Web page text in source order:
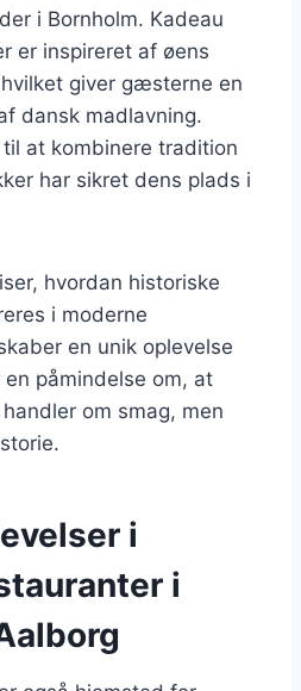
i Bornholm. Kadeau
er inspireret af øens
giver gæsterne en
dansk madlavning.
at kombinere tradition
har sikret dens plads i
hvordan historiske
i moderne
en unik oplevelse
påmindelse om, at
om smag, men
i
i